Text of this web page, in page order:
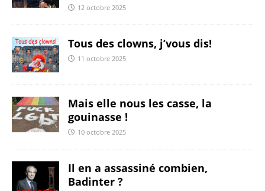
12 octobre 2025
Tous des clowns, j’vous dis!
11 octobre 2025
Mais elle nous les casse, la
gouinasse !
10 octobre 2025
Il en a assassiné combien,
Badinter ?